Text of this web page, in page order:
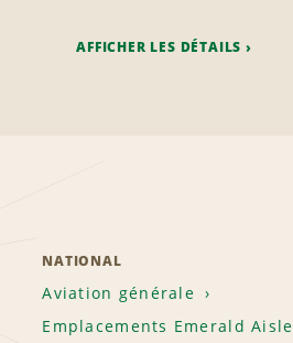
AFFICHER LES DÉTAILS
NATIONAL
Aviation générale
Emplacements Emerald Aisle